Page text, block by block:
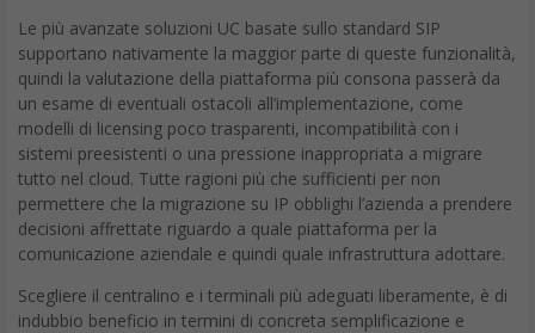
Le più avanzate soluzioni UC basate sullo standard SIP
supportano nativamente la maggior parte di queste funzionalità,
quindi la valutazione della piattaforma più consona passerà da
un esame di eventuali ostacoli all’implementazione, come
modelli di licensing poco trasparenti, incompatibilità con i
sistemi preesistenti o una pressione inappropriata a migrare
tutto nel cloud. Tutte ragioni più che sufficienti per non
permettere che la migrazione su IP obblighi l’azienda a prendere
decisioni affrettate riguardo a quale piattaforma per la
comunicazione aziendale e quindi quale infrastruttura adottare.
Scegliere il centralino e i terminali più adeguati liberamente, è di
indubbio beneficio in termini di concreta semplificazione e